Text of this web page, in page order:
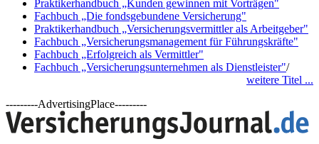
Praktikerhandbuch „Kunden gewinnen mit Vorträgen"
Fachbuch „Die fondsgebundene Versicherung"
Praktikerhandbuch „Versicherungsvermittler als Arbeitgeber"
Fachbuch „Versicherungsmanagement für Führungskräfte"
Fachbuch „Erfolgreich als Vermittler"
Fachbuch „Versicherungsunternehmen als Dienstleister"/
weitere Titel ...
---------AdvertisingPlace---------